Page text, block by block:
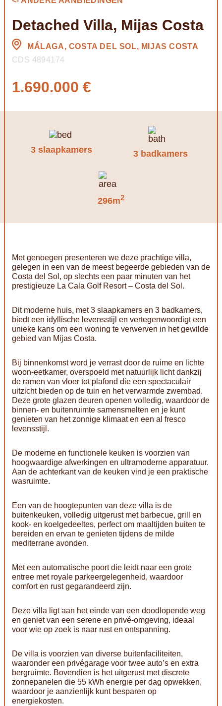
Detached Villa, Mijas Costa
MÁLAGA, COSTA DEL SOL, MIJAS COSTA
CDS 4894174
1.690.000 €
3 slaapkamers 3 badkamers
296m2
Met genoegen presenteren we deze prachtige villa,
gelegen in een van de meest begeerde gebieden van de
Costa del Sol, op slechts een paar minuten van het
prestigieuze La Cala Golf Resort – Costa del Sol.
Dit moderne huis, met 3 slaapkamers en 3 badkamers,
biedt een idyllische levensstijl en vertegenwoordigt een
unieke kans om een woning te verwerven in het gewilde
gebied van Mijas Costa.
Bij binnenkomst word je verrast door de ruime en lichte
woon-eetkamer, overspoeld met natuurlijk licht dankzij
de ramen van vloer tot plafond die een spectaculair
uitzicht bieden op de tuin en het verwarmde zwembad.
Deze grote glazen deuren openen volledig, waardoor de
binnen- en buitenruimte samensmelten en je kunt
genieten van het zonnige klimaat en een al fresco
levensstijl.
De moderne en functionele keuken is voorzien van
hoogwaardige afwerkingen en ultramoderne apparatuur.
Aan de achterkant van de keuken vind je een praktische
wasruimte.
Een van de hoogtepunten van deze villa is de
buitenkeuken, volledig uitgerust met barbecue, grill en
kook- en koelgedeeltes, perfect om maaltijden buiten te
bereiden en ervan te genieten tijdens de milde
mediterrane avonden.
Met een automatische poort die leidt naar een grote
entree met royale parkeergelegenheid, waardoor
comfort en rust gegarandeerd zijn.
Deze villa ligt aan het einde van een doodlopende weg
en geniet van een serene en privé-omgeving, ideaal
voor wie op zoek is naar rust en ontspanning.
De villa is voorzien van diverse buitenfaciliteiten,
waaronder een privégarage voor twee auto’s en extra
bergruimte. Bovendien is het uitgerust met discrete
zonnepanelen die 55 kWh energie per dag opwekken,
waardoor je aanzienlijk kunt besparen op
energiekosten.